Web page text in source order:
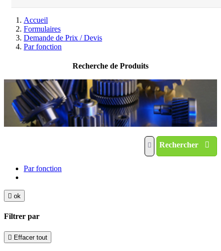
Accueil
Formulaires
Demande de Prix / Devis
Par fonction
Recherche de Produits
Rechercher
Par fonction
 ok
Filtrer par
 Effacer tout